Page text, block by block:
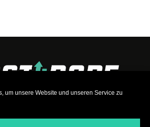
um unsere Website und unseren Service zu